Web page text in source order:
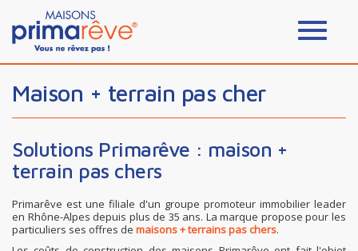
Maison + terrain pas cher
Solutions Primarêve : maison +
terrain pas chers
Primarêve est une filiale d'un groupe promoteur immobilier leader
en Rhône-Alpes depuis plus de 35 ans. La marque propose pour les
particuliers ses offres de maisons + terrains pas chers.